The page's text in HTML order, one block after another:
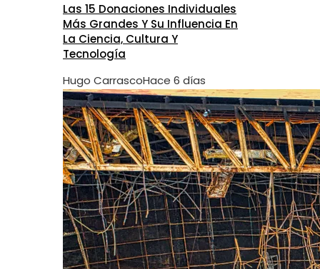
Las 15 Donaciones Individuales
Más Grandes Y Su Influencia En
La Ciencia, Cultura Y
Tecnología
Hugo CarrascoHace 6 días